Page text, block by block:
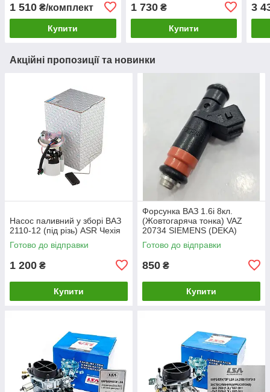
1 510 ₴/комплект
Купити
1 730₴
Купити
3
Акційні пропозиції та новинки
Насос паливний у зборі ВАЗ
2110-12 (під різь) ASR Чехія
Готово до відправки
1 200 ₴
Купити
Форсунка ВАЗ 1.6i 8кл.
(Жовтогаряча тонка) VAZ
20734 SIEMENS (DEKA)
Готово до відправки
850 ₴
Купити